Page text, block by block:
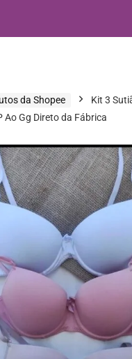
da Shopee
Kit 3
Ao Gg Direto da Fábrica